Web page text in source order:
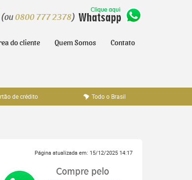
(ou 0800 777 2378)
do cliente Quem Somos Contato
de crédito Todo o Brasil
Página atualizada em: 15/12/2025 14:17